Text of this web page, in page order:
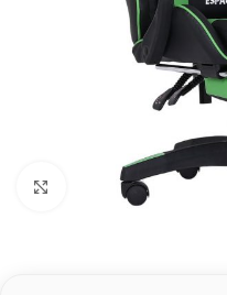
Клацніть, щоб збільшити